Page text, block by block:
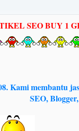
SEO BUY 1
Kami membantu
SEO,